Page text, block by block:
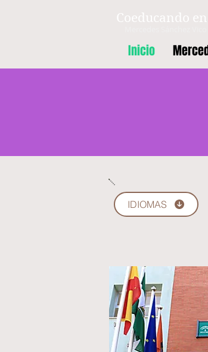
Coeducando
Inicio
IDIOMAS